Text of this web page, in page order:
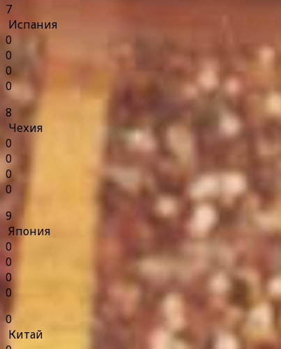
7
Испания
0
0
0
0
8
Чехия
0
0
0
0
9
Япония
0
0
0
0
0
Китай